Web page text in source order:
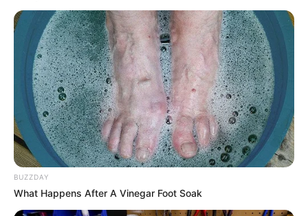
BUZZDAY
What Happens After A Vinegar Foot Soak